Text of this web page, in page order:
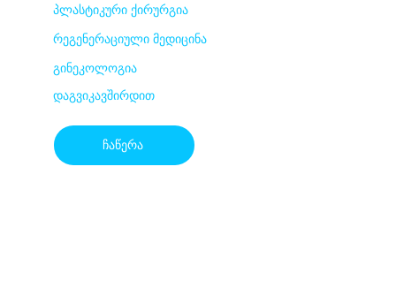
პლასტიკური ქირურგია
რეგენერაციული მედიცინა
გინეკოლოგია
დაგვიკავშირდით
ჩაწერა